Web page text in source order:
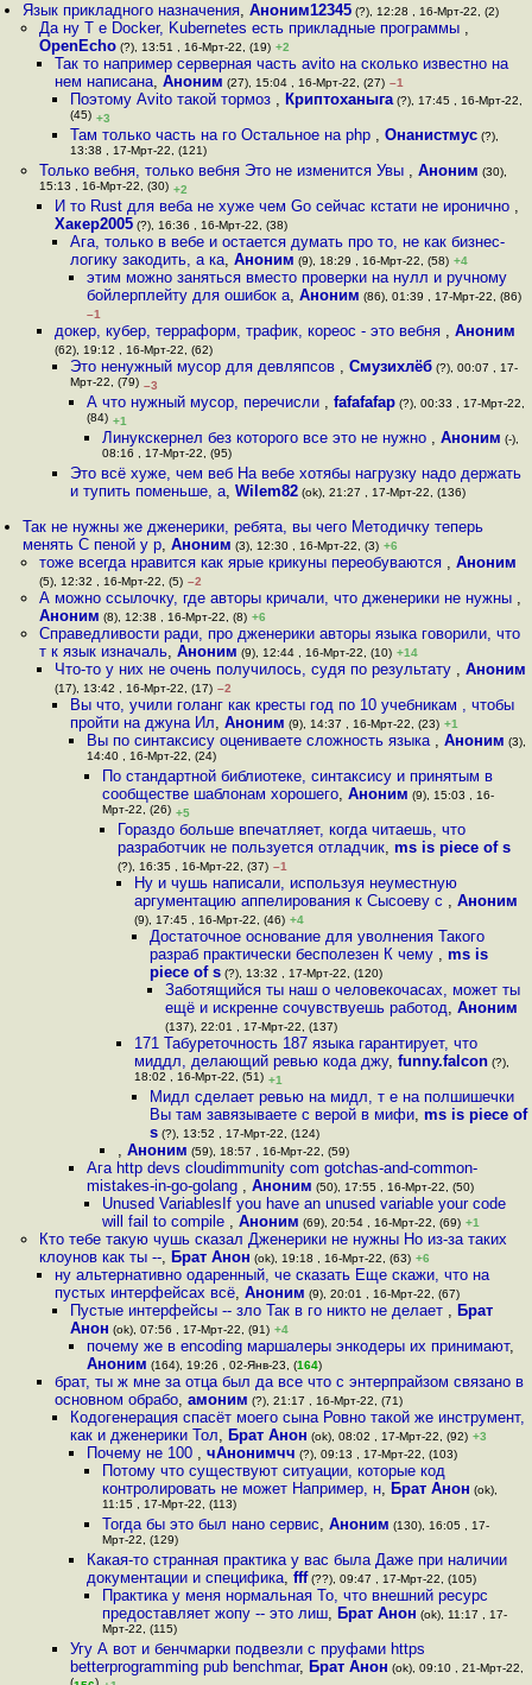
Язык прикладного назначения,Аноним12345 (?), 12:28 , 16-Мрт-22, (2)
Да ну Т е Docker, Kubernetes есть прикладные программы ,
OpenEcho(?), 13:51 , 16-Мрт-22, (19) +2
Так то например серверная часть avito на сколько известно на
нем написана, Аноним (27), 15:04 , 16-Мрт-22, (27) –1
Поэтому Avito такой тормоз , Криптоханыга (?), 17:45 , 16-Мрт-22,
(45) +3
Там только часть на го Остальное на php ,Онанистмус (?),
13:38 , 17-Мрт-22, (121)
Только вебня, только вебня Это не изменится Увы , Аноним (30),
15:13 , 16-Мрт-22, (30) +2
И то Rust для веба не хуже чем Go сейчас кстати не иронично ,
Хакер2005(?), 16:36 , 16-Мрт-22, (38)
Ага, только в вебе и остается думать про то, не как бизнес-
логику закодить, а ка,Аноним (9), 18:29 , 16-Мрт-22, (58) +4
этим можно заняться вместо проверки на нулл и ручному
бойлерплейту для ошибок а, Аноним (86), 01:39 , 17-Мрт-22, (86)
–1
докер, кубер, терраформ, трафик, кореос - это вебня , Аноним
(62), 19:12 , 16-Мрт-22, (62)
Это ненужный мусор для девляпсов ,Смузихлёб (?), 00:07 , 17-
Мрт-22, (79) –3
А что нужный мусор, перечисли , fafafafap(?), 00:33 , 17-Мрт-22,
(84) +1
Линукскернел без которого все это не нужно , Аноним (-),
08:16 , 17-Мрт-22, (95)
Это всё хуже, чем веб На вебе хотябы нагрузку надо держать
и тупить поменьше, а,Wilem82 (ok), 21:27 , 17-Мрт-22, (136)
Так не нужны же дженерики, ребята, вы чего Методичку теперь
менять С пеной у р,Аноним (3), 12:30 , 16-Мрт-22, (3) +6
тоже всегда нравится как ярые крикуны переобуваются , Аноним
(5), 12:32 , 16-Мрт-22, (5) –2
А можно ссылочку, где авторы кричали, что дженерики не нужны ,
Аноним (8), 12:38 , 16-Мрт-22, (8) +6
Справедливости ради, про дженерики авторы языка говорили, что
т к язык изначаль, Аноним (9), 12:44 , 16-Мрт-22, (10) +14
Что-то у них не очень получилось, судя по результату , Аноним
(17), 13:42 , 16-Мрт-22, (17) –2
Вы что, учили голанг как кресты год по 10 учебникам , чтобы
пройти на джуна Ил,Аноним (9), 14:37 , 16-Мрт-22, (23) +1
Вы по синтаксису оцениваете сложность языка , Аноним (3),
14:40 , 16-Мрт-22, (24)
По стандартной библиотеке, синтаксису и принятым в
сообществе шаблонам хорошего, Аноним (9), 15:03 , 16-
Мрт-22, (26) +5
Гораздо больше впечатляет, когда читаешь, что
разработчик не пользуется отладчик,ms is piece of s
(?), 16:35 , 16-Мрт-22, (37) –1
Ну и чушь написали, используя неуместную
аргументацию аппелирования к Сысоеву с , Аноним
(9), 17:45 , 16-Мрт-22, (46) +4
Достаточное основание для уволнения Такого
разраб практически бесполезен К чему , ms is
piece of s(?), 13:32 , 17-Мрт-22, (120)
Заботящийся ты наш о человекочасах, может ты
ещё и искренне сочувствуешь работод,Аноним
(137), 22:01 , 17-Мрт-22, (137)
171 Табуреточность 187 языка гарантирует, что
миддл, делающий ревью кода джу, funny.falcon(?),
18:02 , 16-Мрт-22, (51) +1
Мидл сделает ревью на мидл, т е на полшишечки
Вы там завязываете с верой в мифи, ms is piece of
s(?), 13:52 , 17-Мрт-22, (124)
,Аноним (59), 18:57 , 16-Мрт-22, (59)
Ага http devs cloudimmunity com gotchas-and-common-
mistakes-in-go-golang , Аноним (50), 17:55 , 16-Мрт-22, (50)
Unused VariablesIf you have an unused variable your code
will fail to compile , Аноним (69), 20:54 , 16-Мрт-22, (69) +1
Кто тебе такую чушь сказал Дженерики не нужны Но из-за таких
клоунов как ты --, Брат Анон (ok), 19:18 , 16-Мрт-22, (63) +6
ну альтернативно одаренный, че сказать Еще скажи, что на
пустых интерфейсах всё, Аноним (9), 20:01 , 16-Мрт-22, (67)
Пустые интерфейсы -- зло Так в го никто не делает , Брат
Анон (ok), 07:56 , 17-Мрт-22, (91) +4
почему же в encoding маршалеры энкодеры их принимают,
Аноним (164), 19:26 , 02-Янв-23, (164)
брат, ты ж мне за отца был да все что с энтерпрайзом связано в
основном обрабо, амоним (?), 21:17 , 16-Мрт-22, (71)
Кодогенерация спасёт моего сына Ровно такой же инструмент,
как и дженерики Тол, Брат Анон (ok), 08:02 , 17-Мрт-22, (92) +3
Почему не 100 , чАнонимчч (?), 09:13 , 17-Мрт-22, (103)
Потому что существуют ситуации, которые код
контролировать не может Например, н, Брат Анон (ok),
11:15 , 17-Мрт-22, (113)
Тогда бы это был нано сервис, Аноним (130), 16:05 , 17-
Мрт-22, (129)
Какая-то странная практика у вас была Даже при наличии
документации и специфика, fff(??), 09:47 , 17-Мрт-22, (105)
Практика у меня нормальная То, что внешний ресурс
предоставляет жопу -- это лиш, Брат Анон (ok), 11:17 , 17-
Мрт-22, (115)
Угу А вот и бенчмарки подвезли с пруфами https
betterprogramming pub benchmar, Брат Анон (ok), 09:10 , 21-Мрт-22,